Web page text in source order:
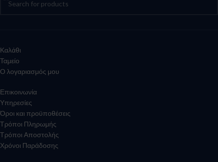
Καλάθι
Ταμείο
Ο λογαριασμός μου
Επικοινωνία
Υπηρεσίες
Όροι και προϋποθέσεις
Τρόποι Πληρωμής
Τρόποι Αποστολής
Χρόνοι Παράδοσης